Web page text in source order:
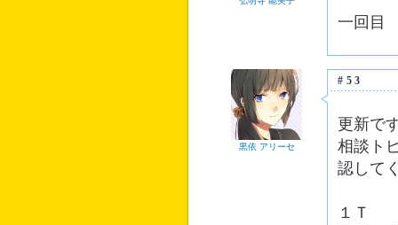
一回目
黒依 アリーセ
#53
更新で
相談ト
認して
１Ｔ